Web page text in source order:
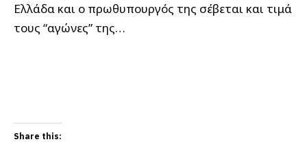
Ελλάδα και ο πρωθυπουργός της σέβεται και τιμά
τους “αγώνες” της…
Share this: